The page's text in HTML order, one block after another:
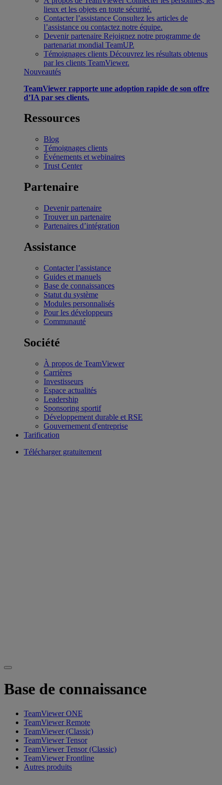
lieux et les objets en toute sécurité.
Contacter l’assistance Consultez les articles de
l’assistance ou contactez notre équipe.
Devenir partenaire Rejoignez notre programme de
partenariat mondial TeamUP.
Témoignages clients Découvrez les résultats obtenus
par les clients TeamViewer.
Nouveautés
TeamViewer rapporte une adoption rapide de son offre
d’IA par ses clients.
Ressources
Blog
Témoignages clients
Événements et webinaires
Trust Center
Partenaire
Devenir partenaire
Trouver un partenaire
Partenaires d’intégration
Assistance
Contacter l’assistance
Guides et manuels
Base de connaissances
Statut du système
Modules personnalisés
Pour les développeurs
Communauté
Société
À propos de TeamViewer
Carrières
Investisseurs
Espace actualités
Leadership
Sponsoring sportif
Développement durable et RSE
Gouvernement d'entreprise
Tarification
Télécharger gratuitement
Base de connaissance
TeamViewer ONE
TeamViewer Remote
TeamViewer (Classic)
TeamViewer Tensor
TeamViewer Tensor (Classic)
TeamViewer Frontline
Autres produits